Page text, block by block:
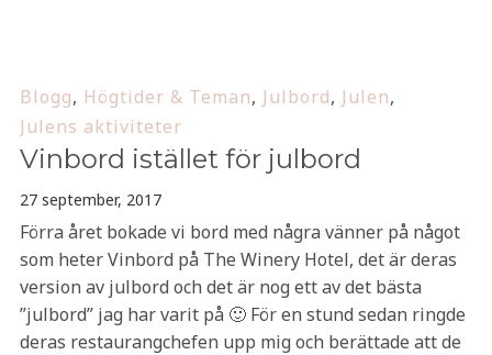
Blogg, Högtider & Teman, Julbord, Julen,
Julens aktiviteter
Vinbord istället för julbord
27 september, 2017
Förra året bokade vi bord med några vänner på något
som heter Vinbord på The Winery Hotel, det är deras
version av julbord och det är nog ett av det bästa
”julbord” jag har varit på 🙂 För en stund sedan ringde
deras restaurangchefen upp mig och berättade att de